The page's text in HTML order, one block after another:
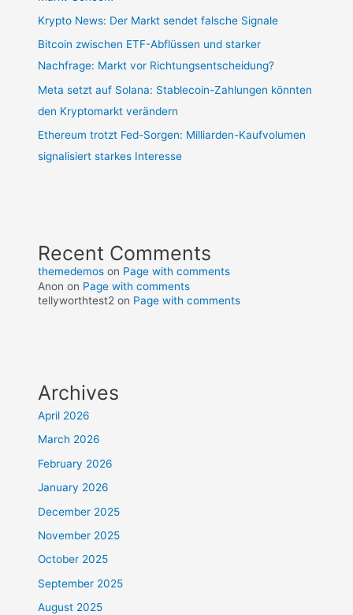
Krypto News: Der Markt sendet falsche Signale
Bitcoin zwischen ETF-Abflüssen und starker
Nachfrage: Markt vor Richtungsentscheidung?
Meta setzt auf Solana: Stablecoin-Zahlungen könnten
den Kryptomarkt verändern
Ethereum trotzt Fed-Sorgen: Milliarden-Kaufvolumen
signalisiert starkes Interesse
Recent Comments
themedemos on Page with comments
Anon on Page with comments
tellyworthtest2 on Page with comments
Archives
April 2026
March 2026
February 2026
January 2026
December 2025
November 2025
October 2025
September 2025
August 2025